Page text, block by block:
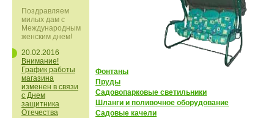
Поздравляем
милых дам с
Международным
женским днем!
20.02.2016
Внимание!
График работы
магазина
изменен в связи
с Днем
защитника
Отечества
Фонтаны
Пруды
Садовопарковые светильники
Шланги и поливочное оборудование
Cадовые качели